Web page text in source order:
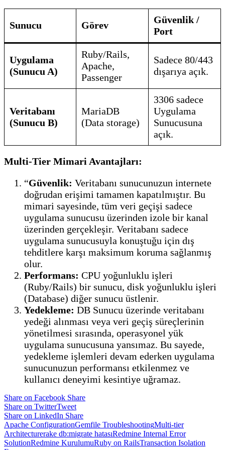
Sunucu Görev
Güvenlik /
Port
Uygulama
(Sunucu A)
Ruby/Rails,
Apache,
Passenger
Sadece 80/443
dışarıya açık.
Veritabanı
(Sunucu B)
MariaDB
(Data storage)
3306 sadece
Uygulama
Sunucusuna
açık.
Multi-Tier Mimari Avantajları:
“Güvenlik: Veritabanı sunucunuzun internete
doğrudan erişimi tamamen kapatılmıştır. Bu
mimari sayesinde, tüm veri geçişi sadece
uygulama sunucusu üzerinden izole bir kanal
üzerinden gerçekleşir. Veritabanı sadece
uygulama sunucusuyla konuştuğu için dış
tehditlere karşı maksimum koruma sağlanmış
olur.
Performans: CPU yoğunluklu işleri
(Ruby/Rails) bir sunucu, disk yoğunluklu işleri
(Database) diğer sunucu üstlenir.
Yedekleme: DB Sunucu üzerinde veritabanı
yedeği alınması veya veri geçiş süreçlerinin
yönetilmesi sırasında, operasyonel yük
uygulama sunucusuna yansımaz. Bu sayede,
yedekleme işlemleri devam ederken uygulama
sunucunuzun performansı etkilenmez ve
kullanıcı deneyimi kesintiye uğramaz.
Share on Facebook Share
Share on TwitterTweet
Share on LinkedIn Share
Apache ConfigurationGemfile TroubleshootingMulti-tier
Architecturerake db:migrate hatasıRedmine Internal Error
SolutionRedmine KurulumuRuby on RailsTransaction Isolation